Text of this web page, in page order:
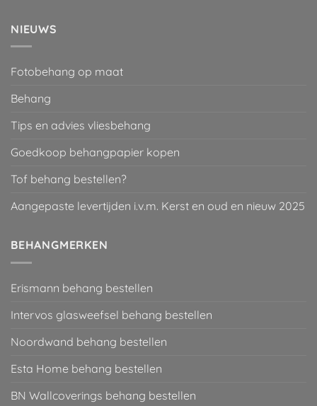
NIEUWS
Fotobehang op maat
Behang
Tips en advies vliesbehang
Goedkoop behangpapier kopen
Tof behang bestellen?
Aangepaste levertijden i.v.m. Kerst en oud en nieuw 2025
BEHANGMERKEN
Erismann behang bestellen
Intervos glasweefsel behang bestellen
Noordwand behang bestellen
Esta Home behang bestellen
BN Wallcoverings behang bestellen